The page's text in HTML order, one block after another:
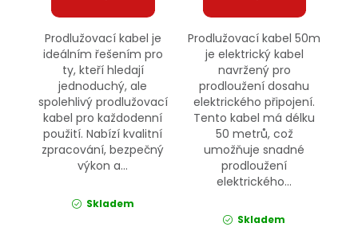
Prodlužovací kabel je
ideálním řešením pro
ty, kteří hledají
jednoduchý, ale
spolehlivý prodlužovací
kabel pro každodenní
použití. Nabízí kvalitní
zpracování, bezpečný
výkon a...
Skladem
Prodlužovací kabel 50m
je elektrický kabel
navržený pro
prodloužení dosahu
elektrického připojení.
Tento kabel má délku
50 metrů, což
umožňuje snadné
prodloužení
elektrického...
Skladem